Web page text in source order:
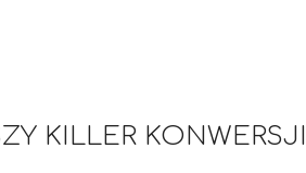
KILLER KONWERSJI